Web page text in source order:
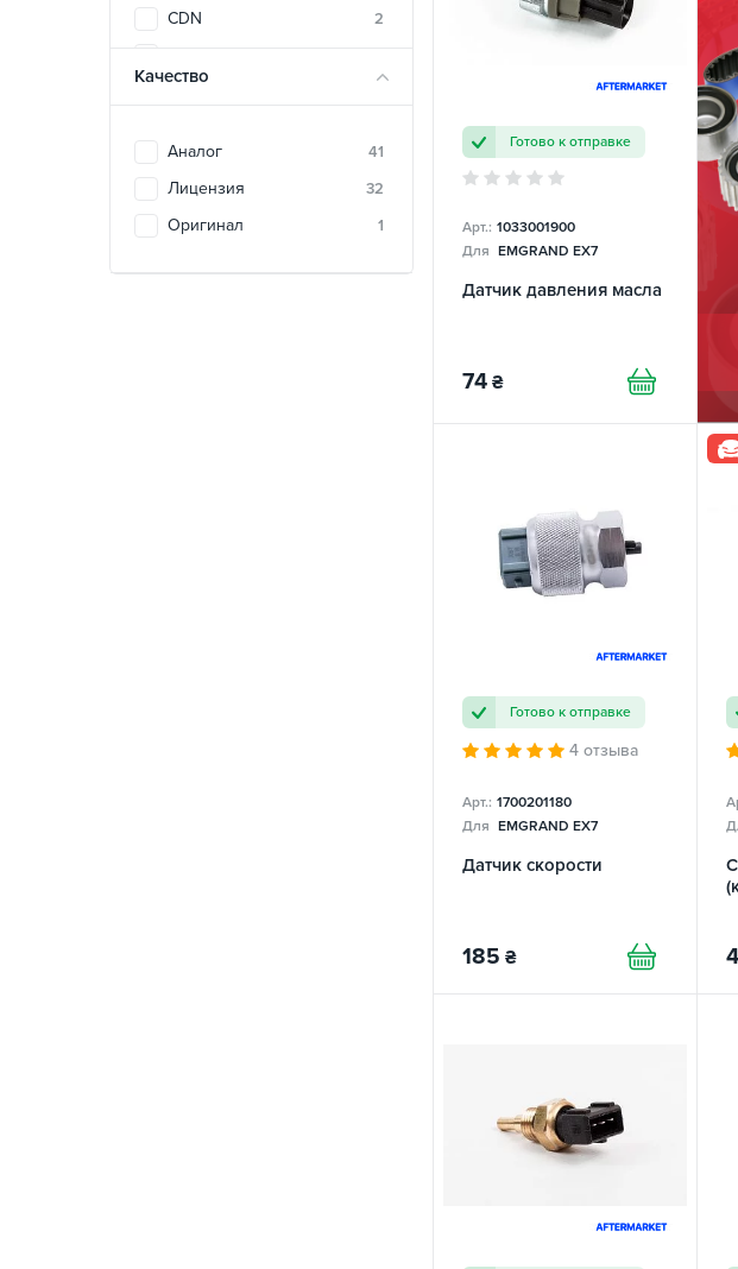
CDN 2
DENSO 2
KIMIKO
MOGEN
NGK 3
Качество
Аналог 41
Лицензия 32
Оригинал 1
Готово к отправке
Арт.: 1033001900
Для EMGRAND EX7
Датчик давления масла
74 ₴
Готово к отправке
4 отзыва
Арт.: 1700201180
Для EMGRAND EX7
Датчик скорости
185 ₴